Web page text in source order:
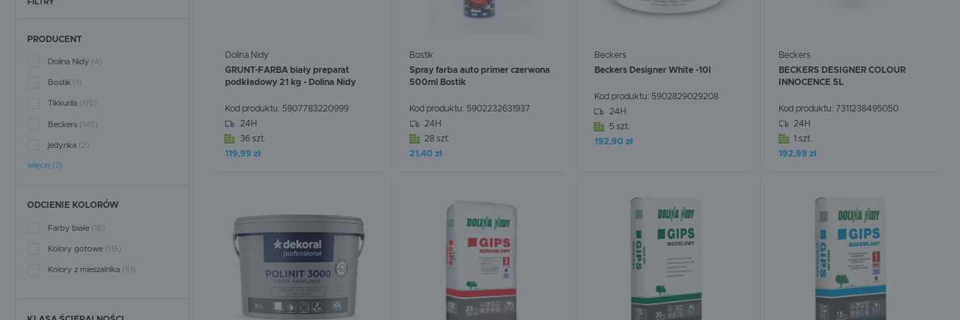
FILTRY
TŁOKI
PRODUCENT
Dolina Nidy (4)
Bostik (1)
Tikkurila (175)
Beckers (145)
jedynka (2)
więcej (7)
ODCIENIE KOLORÓW
Farby białe (18)
Kolory gotowe (115)
Kolory z mieszalnika (51)
Dolina Nidy
GRUNT-FARBA biały preparat
podkładowy 21 kg - Dolina Nidy
Kod produktu: 5907783220999
24H
36 szt.
119,99 zł
W koszyku:
Bostik
Spray farba auto primer czerwona
500ml Bostik
Kod produktu: 5902232631937
24H
28 szt.
21,40 zł
W koszyku:
Beckers
Beckers Designer White -10l
Kod produktu: 5902829029208
24H
5 szt.
192,90 zł
Beckers
BECKERS DESIGNER COLOUR
INNOCENCE 5L
Kod produktu:7311238495050
24H
1 szt.
192,99 zł
W koszyku: